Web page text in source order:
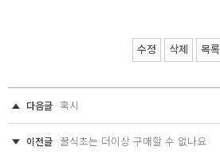
수정 삭제 목록
다음글 혹시
이전글 꿀식초는 더이상 구매할 수 없나요